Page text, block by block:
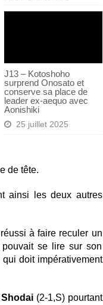
J13 – Kotoshoho
surprend Onosato et
conserve sa place de
leader ex-aequo avec
Aonishiki
25 juillet 2025
de tête.
ainsi les deux autres
à faire reculer un
se lire sur son
qui doit impérativement
Shodai(2-1,S) pourtant